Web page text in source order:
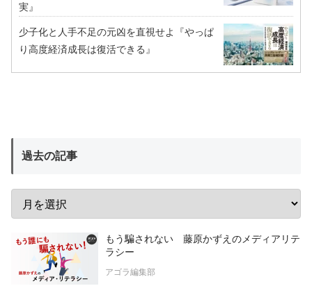
実』
少子化と人手不足の元凶を直視せよ『やっぱ
り高度経済成長は復活できる』
過去の記事
もう騙されない 藤原かずえのメディアリテ
ラシー
アゴラ編集部